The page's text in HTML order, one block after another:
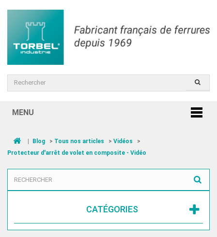
MENU
| Blog > Tous nos articles > Vidéos
>
Protecteur d'arrêt de volet en composite - Vidéo
CATÉGORIES